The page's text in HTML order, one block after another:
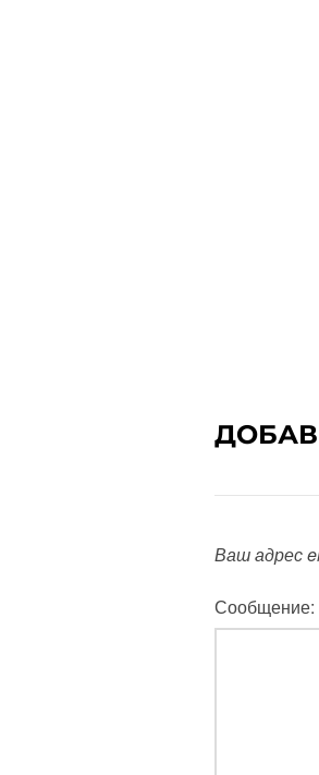
Ваш адрес
Сообщение: